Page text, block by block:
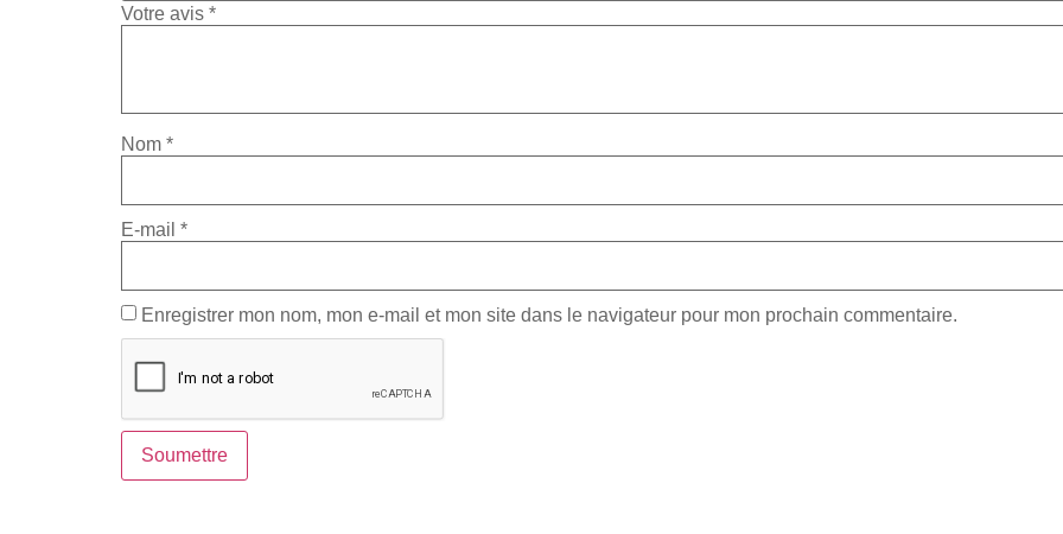
Votre avis *
Nom *
E-mail *
Enregistrer mon nom, mon e-mail et mon site dans le navigateur pour mon prochain commentaire.